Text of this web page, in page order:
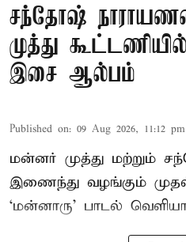
சந்தோஷ்
முத்து
இசை ஆல்பம்
Published on: 09 Aug 2026, 11:12 pm
மன்னர் முத்து மற்றும்
இணைந்து வழங்கும்
‘மன்னாரு’ பாடல்